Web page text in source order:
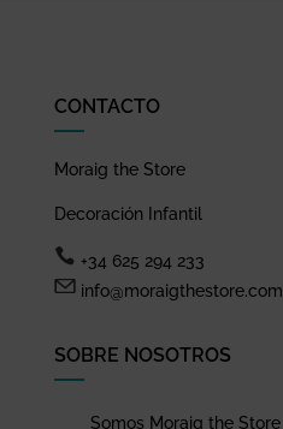
CONTACTO
Moraig the Store
Decoración Infantil
+34 625 294 233
info@moraigthestore.com
SOBRE NOSOTROS
Somos Moraig the Store